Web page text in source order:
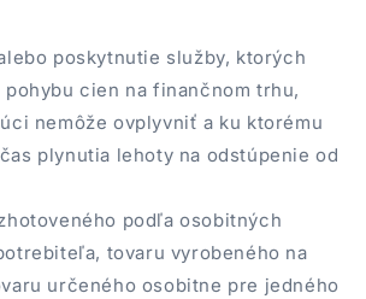
poskytnutie služby, ktorých
cien na finančnom trhu,
nemôže ovplyvniť a ku ktorému
plynutia lehoty na odstúpenie od
podľa osobitných
tovaru vyrobeného na
určeného osobitne pre jedného